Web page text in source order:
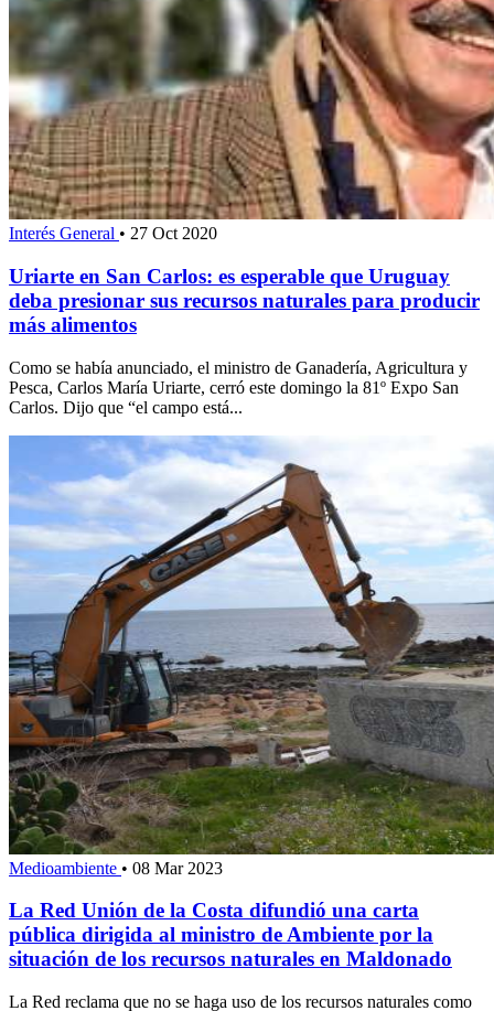
Interés General • 27 Oct 2020
Uriarte en San Carlos: es esperable que Uruguay
deba presionar sus recursos naturales para producir
más alimentos
Como se había anunciado, el ministro de Ganadería, Agricultura y
Pesca, Carlos María Uriarte, cerró este domingo la 81º Expo San
Carlos. Dijo que “el campo está...
Medioambiente • 08 Mar 2023
La Red Unión de la Costa difundió una carta
pública dirigida al ministro de Ambiente por la
situación de los recursos naturales en Maldonado
La Red reclama que no se haga uso de los recursos naturales como